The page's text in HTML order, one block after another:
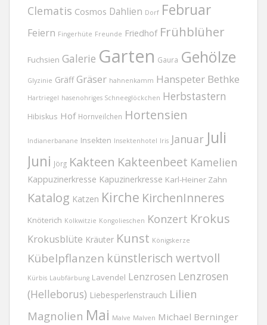
Clematis Cosmos Dahlien Dorf Februar
Feiern Fingerhüte Freunde Friedhof Frühblüher
Fuchsien Galerie Garten Gaura Gehölze
Glyzinie Gräff Gräser hahnenkamm Hanspeter Bethke
Hartriegel hasenohriges Schneeglöckchen Herbstastern
Hibiskus Hof Hornveilchen Hortensien
Indianerbanane Insekten Insektenhotel Iris Januar Juli
Juni Jörg Kakteen Kakteenbeet Kamelien
Kappuzinerkresse Kapuzinerkresse Karl-Heiner Zahn
Katalog Katzen Kirche KirchenInneres
Knöterich Kolkwitzie Kongolieschen Konzert Krokus
Krokusblüte Kräuter Kunst Königskerze
Kübelpflanzen künstlerisch wertvoll
Kürbis Laubfärbung Lavendel Lenzrosen Lenzrosen
(Helleborus) Liebesperlenstrauch Lilien
Magnolien Mai Malve Malven Michael Berninger